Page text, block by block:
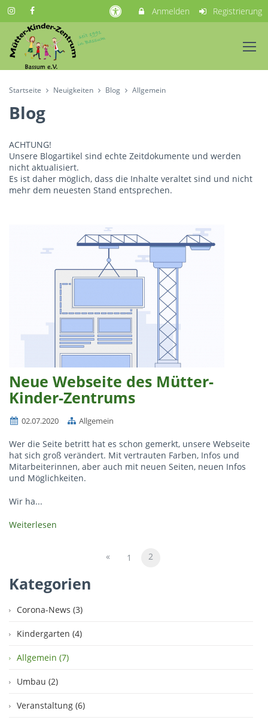
Anmelden Registrierung
Startseite Neuigkeiten Blog Allgemein
Blog
ACHTUNG!
Unsere Blogartikel sind echte Zeitdokumente und werden
nicht aktualisiert.
Es ist daher möglich, dass die Inhalte veraltet sind und nicht
mehr dem neuesten Stand entsprechen.
Neue Webseite des Mütter-
Kinder-Zentrums
02.07.2020 Allgemein
Wer die Seite betritt hat es schon gemerkt, unsere Webseite
hat sich groß verändert. Mit vertrauten Farben, Infos und
Mitarbeiterinnen, aber auch mit neuen Seiten, neuen Infos
und Möglichkeiten.
Wir ha...
Weiterlesen
« 1 2
Kategorien
Corona-News (3)
Kindergarten (4)
Allgemein (7)
Umbau (2)
Veranstaltung (6)